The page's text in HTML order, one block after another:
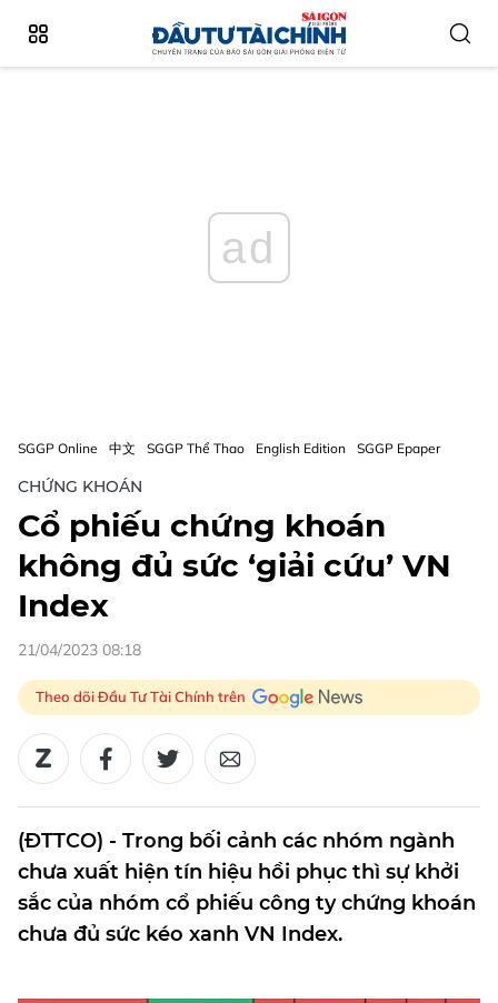
ad
SGGP Online 中文 SGGP Thể Thao English Edition SGGP Epaper
CHỨNG KHOÁN
Cổ phiếu chứng khoán
không đủ sức ‘giải cứu’ VN
Index
21/04/2023 08:18
Theo dõi Đầu Tư Tài Chính trên
(ĐTTCO) - Trong bối cảnh các nhóm ngành
chưa xuất hiện tín hiệu hồi phục thì sự khởi
sắc của nhóm cổ phiếu công ty chứng khoán
chưa đủ sức kéo xanh VN Index.